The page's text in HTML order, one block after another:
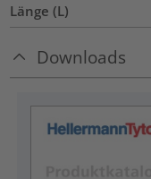
Länge (L)
Downloads